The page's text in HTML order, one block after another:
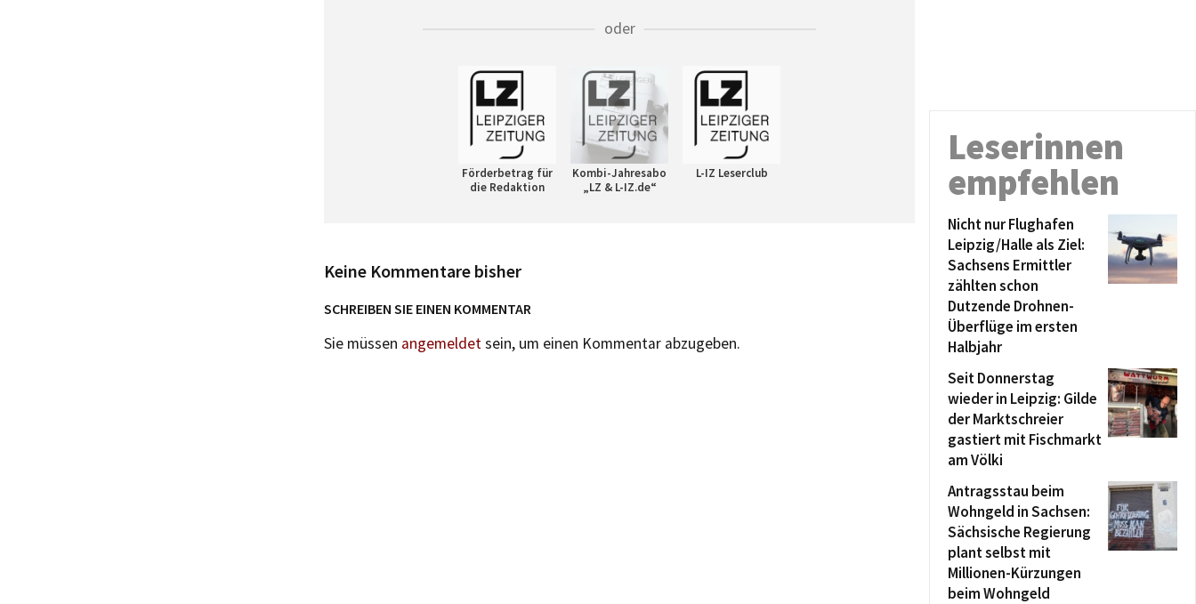
oder
Förderbetrag für
die Redaktion
Kombi-Jahresabo
„LZ & L-IZ.de“
L-IZ Leserclub
Keine Kommentare bisher
SCHREIBEN SIE EINEN KOMMENTAR
Sie müssen angemeldetsein, um einen Kommentar abzugeben.
Leserinnen
empfehlen
Nicht nur Flughafen
Leipzig/Halle als Ziel:
Sachsens Ermittler
zählten schon
Dutzende Drohnen-
Überflüge im ersten
Halbjahr
Seit Donnerstag
wieder in Leipzig: Gilde
der Marktschreier
gastiert mit Fischmarkt
am Völki
Antragsstau beim
Wohngeld in Sachsen:
Sächsische Regierung
plant selbst mit
Millionen-Kürzungen
beim Wohngeld